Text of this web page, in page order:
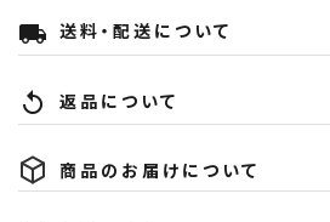
local_shipping 送料・配送について
replay 返品について
商品のお届けについて